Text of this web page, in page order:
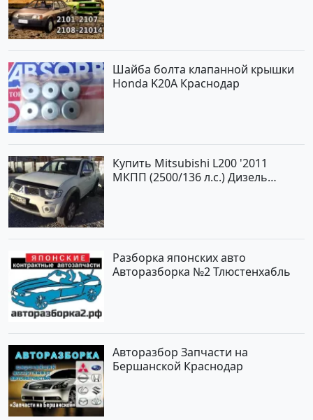
Шайба болта клапанной крышки
Honda K20A Краснодар
Купить Mitsubishi L200 '2011
МКПП (2500/136 л.с.) Дизель
Разборка японских авто
Авторазборка №2 Тлюстенхабль
Авторазбор Запчасти на
Бершанской Краснодар